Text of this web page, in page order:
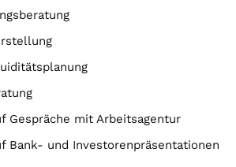
Gespräche mit Arbeitsagentur
Bank- und Investorenpräsentationen